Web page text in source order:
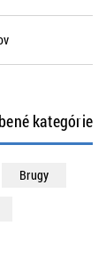
kategórie
Brugy